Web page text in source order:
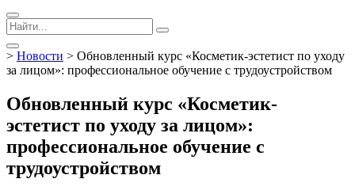
> Новости > Обновленный курс «Косметик-эстетист по уходу
за лицом»: профессиональное обучение с трудоустройством
Обновленный курс «Косметик-
эстетист по уходу за лицом»:
профессиональное обучение с
трудоустройством